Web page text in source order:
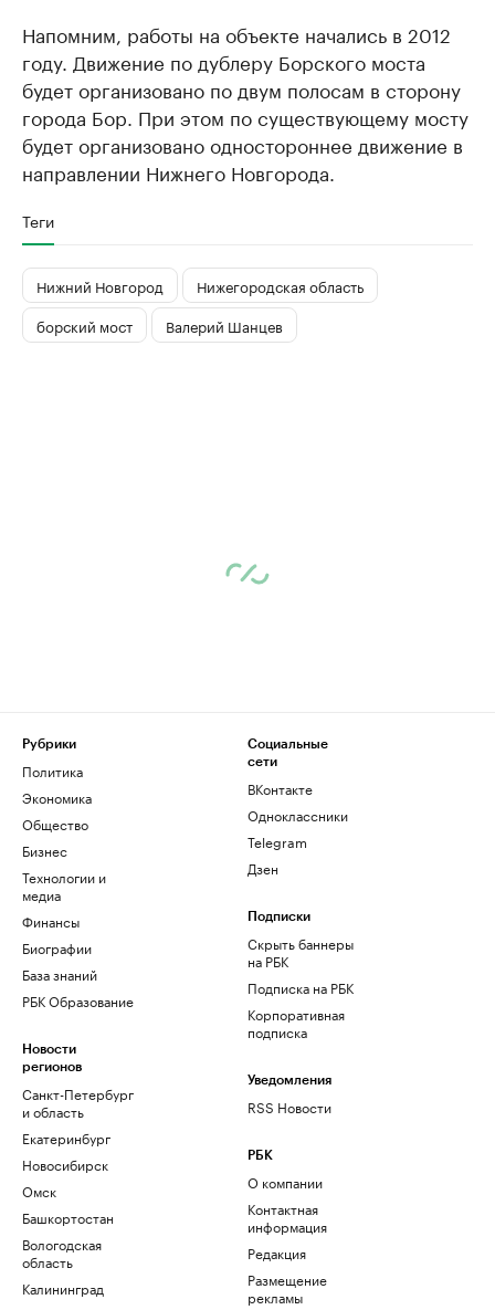
Напомним, работы на объекте начались в 2012
году. Движение по дублеру Борского моста
будет организовано по двум полосам в сторону
города Бор. При этом по существующему мосту
будет организовано одностороннее движение в
направлении Нижнего Новгорода.
Теги
Нижний Новгород
Нижегородская область
борский мост
Валерий Шанцев
Рубрики
Политика
Экономика
Общество
Бизнес
Технологии и
медиа
Финансы
Биографии
База знаний
РБК Образование
Новости
регионов
Санкт-Петербург
и область
Екатеринбург
Новосибирск
Омск
Башкортостан
Вологодская
область
Калининград
Социальные
сети
ВКонтакте
Одноклассники
Telegram
Дзен
Подписки
Скрыть баннеры
на РБК
Подписка на РБК
Корпоративная
подписка
Уведомления
RSS Новости
РБК
О компании
Контактная
информация
Редакция
Размещение
рекламы